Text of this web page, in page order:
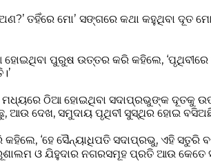
ତହିଁରେ ମୋʼ ସଙ୍ଗରେ କଥା କହୁଥିବା ଦୂତ
ପୁରୁଷ ଉତ୍ତର କରି କହିଲେ, ‘ପୃଥିବୀରେ
ମଧ୍ୟରେ ଠିଆ ହୋଇଥିବା ସଦାପ୍ରଭୁଙ୍କ ଦୂତକୁ
ଆଉ ଦେଖ, ସମୁଦାୟ ପୃଥିବୀ ସୁସ୍ଥିର ହୋଇ ବସିଅଛି
‘ହେ ସୈନ୍ୟାଧିପତି ସଦାପ୍ରଭୁ, ଏହି ସତୁରି
ଓ ଯିହୁଦାର ନଗରସମୂହ ପ୍ରତି ଆଉ କେତେ